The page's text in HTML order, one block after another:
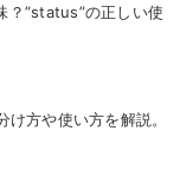
？”status”の正しい使
け方や使い方を解説。